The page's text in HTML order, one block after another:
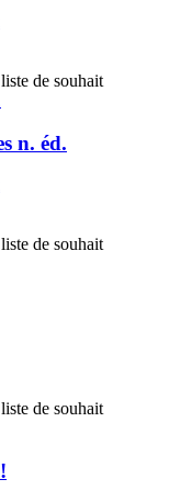
de souhait
n. éd.
de souhait
de souhait